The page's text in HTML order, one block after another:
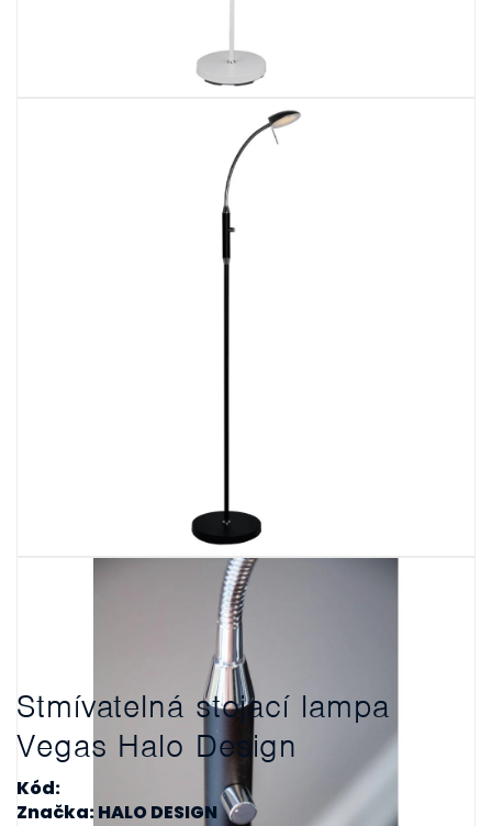
Stmívatelná stojací lampa
Vegas Halo Design
Kód:
Značka: HALO DESIGN